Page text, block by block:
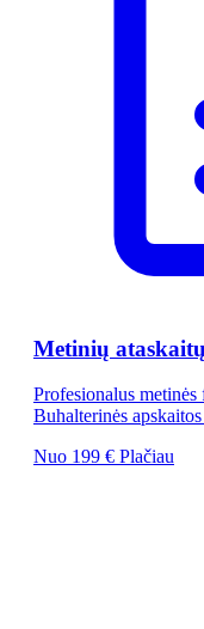
Metinių
Profesionalus metinės
Buhalterinės
Nuo 199 € Plačiau